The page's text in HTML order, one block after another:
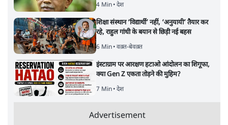
4 Min• देश
शिक्षा संस्थान ‘विद्यार्थी’ नहीं, ‘अनुयायी’ तैयार कर
रहे, राहुल गांधी के बयान से छिड़ी नई बहस
6 Min• वक़्त-बेवक़्त
इंस्टाग्राम पर आरक्षण हटाओ आंदोलन का शिगूफा,
क्या Gen Z एकता तोड़ने की मुहिम?
7 Min• देश
Advertisement